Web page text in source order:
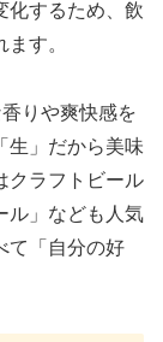
化するため、飲
す。
りや爽快感を
生」だから美味
クラフトビール
ル」なども人気
て「自分の好